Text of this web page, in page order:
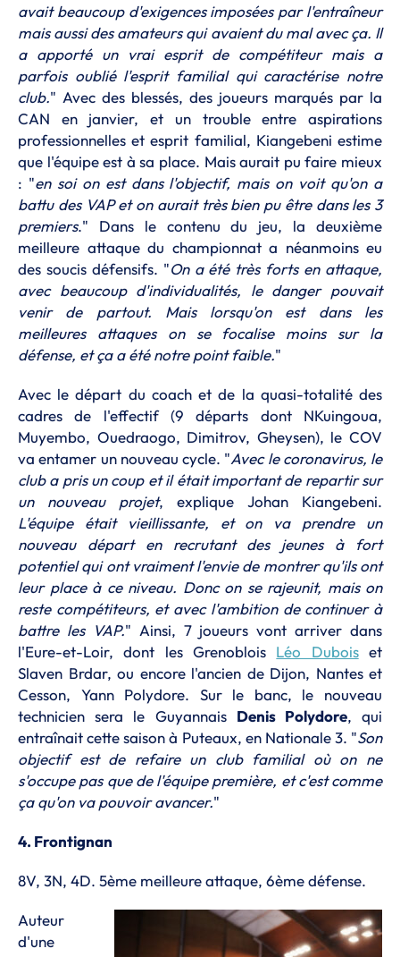
avait beaucoup d'exigences imposées par l'entraîneur
mais aussi des amateurs qui avaient du mal avec ça. Il
a apporté un vrai esprit de compétiteur mais a
parfois oublié l'esprit familial qui caractérise notre
club." Avec des blessés, des joueurs marqués par la
CAN en janvier, et un trouble entre aspirations
professionnelles et esprit familial, Kiangebeni estime
que l'équipe est à sa place. Mais aurait pu faire mieux
: "en soi on est dans l'objectif, mais on voit qu'on a
battu des VAP et on aurait très bien pu être dans les 3
premiers." Dans le contenu du jeu, la deuxième
meilleure attaque du championnat a néanmoins eu
des soucis défensifs. "On a été très forts en attaque,
avec beaucoup d'individualités, le danger pouvait
venir de partout. Mais lorsqu'on est dans les
meilleures attaques on se focalise moins sur la
défense, et ça a été notre point faible."
Avec le départ du coach et de la quasi-totalité des
cadres de l'effectif (9 départs dont NKuingoua,
Muyembo, Ouedraogo, Dimitrov, Gheysen), le COV
va entamer un nouveau cycle. "Avec le coronavirus, le
club a pris un coup et il était important de repartir sur
un nouveau projet, explique Johan Kiangebeni.
L'équipe était vieillissante, et on va prendre un
nouveau départ en recrutant des jeunes à fort
potentiel qui ont vraiment l'envie de montrer qu'ils ont
leur place à ce niveau. Donc on se rajeunit, mais on
reste compétiteurs, et avec l'ambition de continuer à
battre les VAP." Ainsi, 7 joueurs vont arriver dans
l'Eure-et-Loir, dont les Grenoblois Léo Duboiset
Slaven Brdar, ou encore l'ancien de Dijon, Nantes et
Cesson, Yann Polydore. Sur le banc, le nouveau
technicien sera le Guyannais Denis Polydore, qui
entraînait cette saison à Puteaux, en Nationale 3. "Son
objectif est de refaire un club familial où on ne
s'occupe pas que de l'équipe première, et c'est comme
ça qu'on va pouvoir avancer."
4. Frontignan
8V, 3N, 4D. 5ème meilleure attaque, 6ème défense.
Auteur
d'une